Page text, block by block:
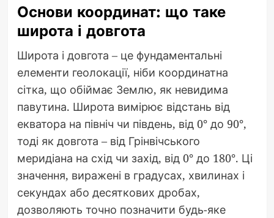
Основи координат: що таке
широта і довгота
Широта і довгота – це фундаментальні
елементи геолокації, ніби координатна
сітка, що обіймає Землю, як невидима
павутина. Широта вимірює відстань від
екватора на північ чи південь, від 0° до 90°,
тоді як довгота – від Грінвічського
меридіана на схід чи захід, від 0° до 180°. Ці
значення, виражені в градусах, хвилинах і
секундах або десяткових дробах,
дозволяють точно позначити будь-яке